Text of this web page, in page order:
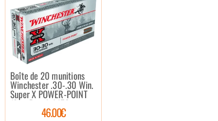
Boîte de 20 munitions
Winchester .30-.30 Win.
Super X POWER-POINT
(Soft Point) / 150 grains
46.00€